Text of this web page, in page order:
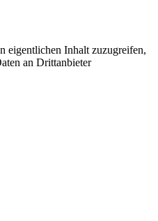
eigentlichen Inhalt zuzugreifen,
an Drittanbieter